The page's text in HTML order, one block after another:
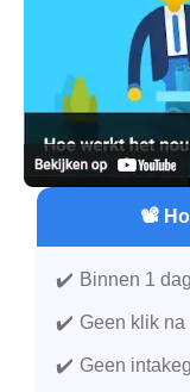
📽️
Binnen 1
Geen klik
Geen